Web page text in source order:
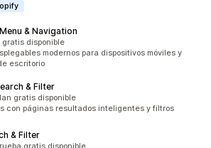
& Navigation
total
gratis disponible
modernos para dispositivos móviles y
escritorio
& Filter
total
gratis disponible
con páginas resultados inteligentes y filtros
& Filter
gratis disponible